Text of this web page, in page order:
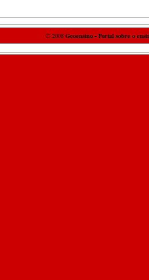
© 2008 Geoensino - Portal sobre o